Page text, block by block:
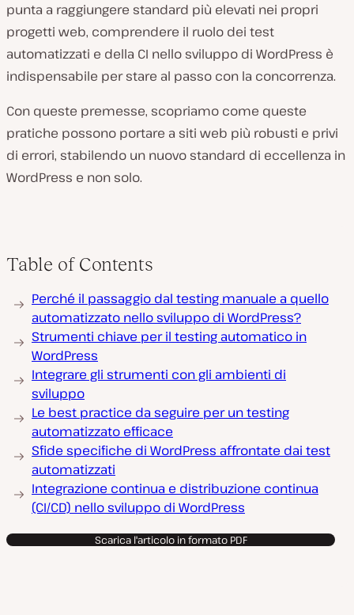
punta a raggiungere standard più elevati nei propri
progetti web, comprendere il ruolo dei test
automatizzati e della CI nello sviluppo di WordPress è
indispensabile per stare al passo con la concorrenza.
Con queste premesse, scopriamo come queste
pratiche possono portare a siti web più robusti e privi
di errori, stabilendo un nuovo standard di eccellenza in
WordPress e non solo.
Table of Contents
Perché il passaggio dal testing manuale a quello
automatizzato nello sviluppo di WordPress?
Strumenti chiave per il testing automatico in
WordPress
Integrare gli strumenti con gli ambienti di
sviluppo
Le best practice da seguire per un testing
automatizzato efficace
Sfide specifiche di WordPress affrontate dai test
automatizzati
Integrazione continua e distribuzione continua
(CI/CD) nello sviluppo di WordPress
Scarica l'articolo in formato PDF